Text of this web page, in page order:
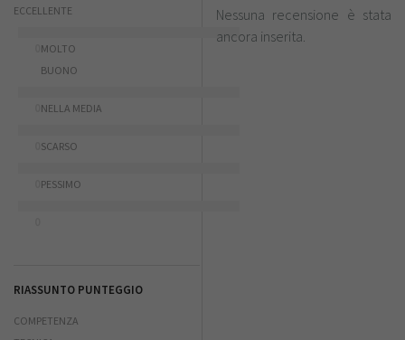
ECCELLENTE
MOLTO
BUONO
NELLA MEDIA
SCARSO
PESSIMO
RIASSUNTO PUNTEGGIO
COMPETENZA
Nessuna recensione è stata
ancora inserita.